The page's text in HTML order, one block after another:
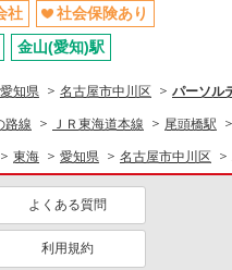
社
社会保険あり
金山(愛知)駅
愛知県 名古屋市中川区 パーソル
路線 ＪＲ東海道本線 尾頭橋駅
東海 愛知県 名古屋市中川区
よくある質問
利用規約